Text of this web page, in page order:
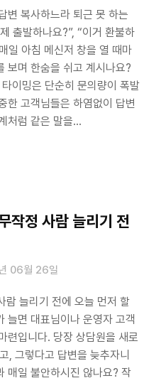
변 복사하느라 퇴근 못 하는
출발하나요?”, “이거 환불하
일 아침 메신저 창을 열 때마
보며 한숨을 쉬고 계시나요?
이밍은 단순히 문의량이 폭발
한 고객님들은 하염없이 답변
처럼 같은 말을…
작정 사람 늘리기 전
06월 26일
람 늘리기 전에 오늘 먼저 할
늘면 대표님이나 운영자 고객
련입니다. 당장 상담원을 새로
, 그렇다고 답변을 늦추자니
매일 불안하시진 않나요? 작